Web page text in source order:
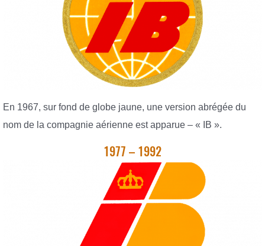
En 1967, sur fond de globe jaune, une version abrégée du
nom de la compagnie aérienne est apparue – « IB ».
1977 – 1992